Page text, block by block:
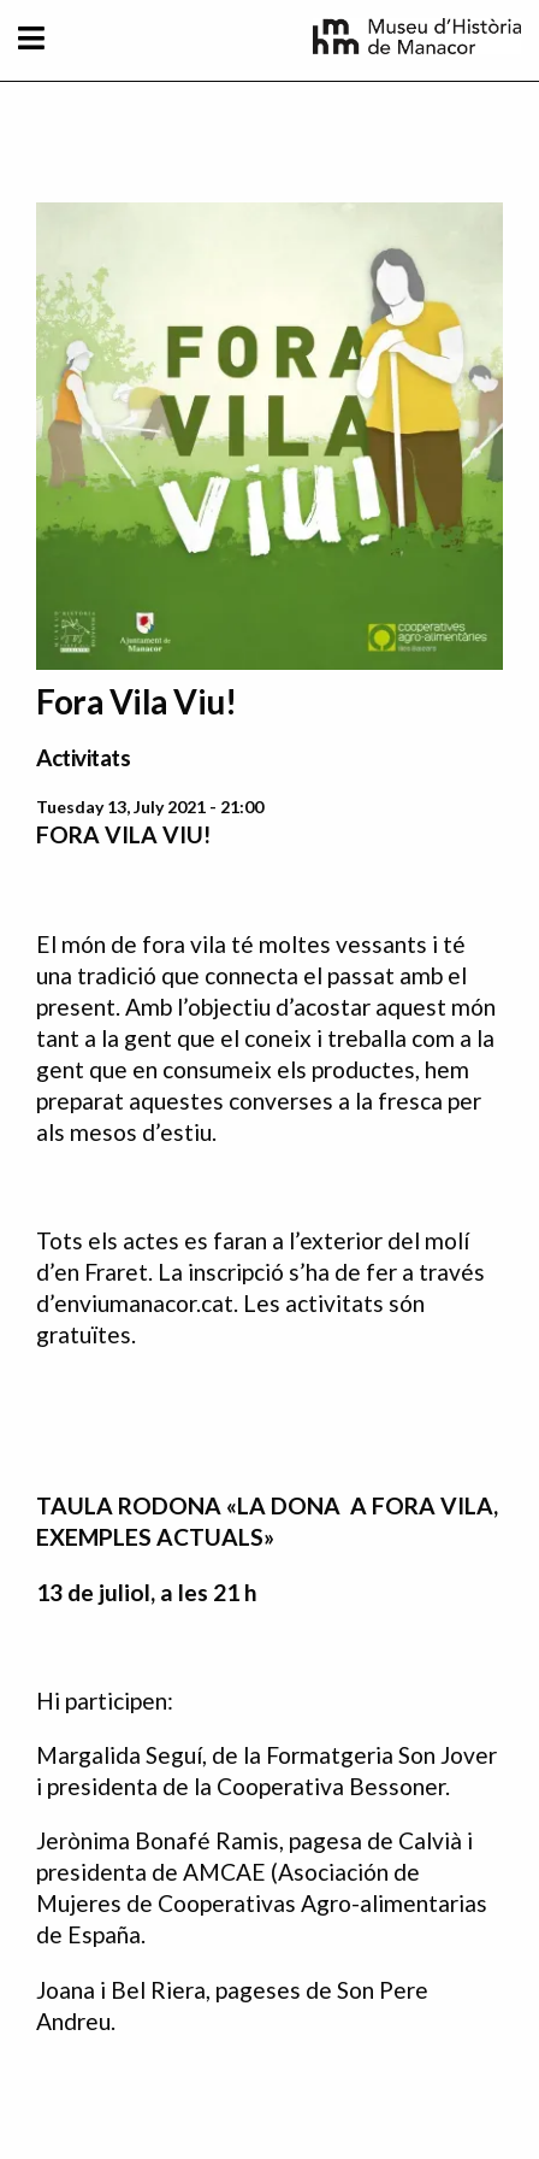
Fora Vila Viu!
Activitats
Tuesday 13, July 2021 - 21:00
FORA VILA VIU!
El món de fora vila té moltes vessants i té
una tradició que connecta el passat amb el
present. Amb l’objectiu d’acostar aquest món
tant a la gent que el coneix i treballa com a la
gent que en consumeix els productes, hem
preparat aquestes converses a la fresca per
als mesos d’estiu.
Tots els actes es faran a l’exterior del molí
d’en Fraret. La inscripció s’ha de fer a través
d’enviumanacor.cat. Les activitats són
gratuïtes.
TAULA RODONA «LA DONA A FORA VILA,
EXEMPLES ACTUALS»
13 de juliol, a les 21 h
Hi participen:
Margalida Seguí, de la Formatgeria Son Jover
i presidenta de la Cooperativa Bessoner.
Jerònima Bonafé Ramis, pagesa de Calvià i
presidenta de AMCAE (Asociación de
Mujeres de Cooperativas Agro-alimentarias
de España.
Joana i Bel Riera, pageses de Son Pere
Andreu.